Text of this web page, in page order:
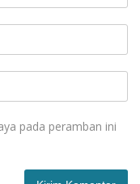
pada peramban ini